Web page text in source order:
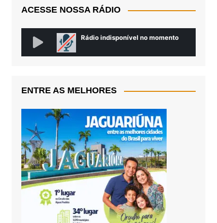
ACESSE NOSSA RÁDIO
ENTRE AS MELHORES